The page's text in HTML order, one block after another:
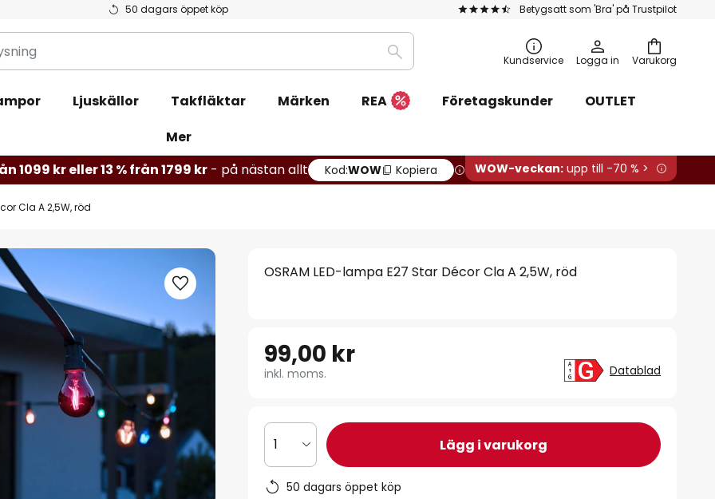
50 dagars öppet köp Betygsatt som 'Bra' på Trustpilot
Varukorg
Sök Kundservice Logga in
Ljuskällor Takfläktar Märken REA Företagskunder
OUTLET
Mer
1099 kr eller 13 % från 1799 kr - på nästan allt Kod:WOW Kopiera WOW-veckan: upp till -70 % >
Cla A 2,5W, röd
OSRAM LED-lampa E27 Star Décor Cla A 2,5W, röd
99,00 kr
inkl. moms. Datablad
1 Lägg i varukorg
50 dagars öppet köp